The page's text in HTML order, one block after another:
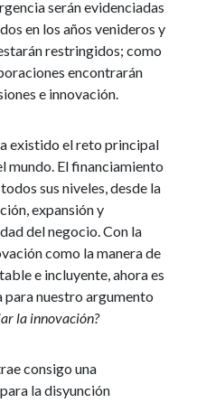
serán evidenciadas
en los años venideros y
restringidos; como
encontrarán
e innovación.
existido el reto principal
mundo. El financiamiento
sus niveles, desde la
expansión y
del negocio. Con la
como la manera de
e incluyente, ahora es
para nuestro argumento
la innovación?
consigo una
la disyunción